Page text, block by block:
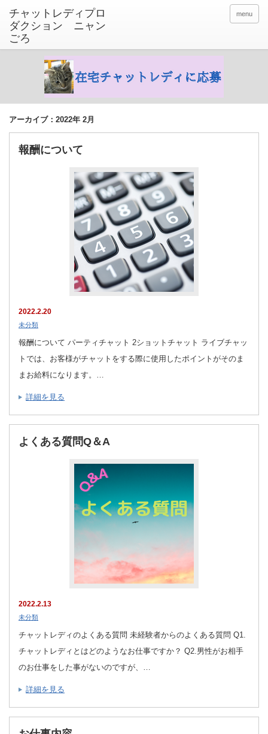
menu
アーカイブ：2022年 2月
報酬について
2022.2.20
未分類
報酬について パーティチャット 2ショットチャット ライブチャッ
トでは、お客様がチャットをする際に使用したポイントがそのま
まお給料になります。…
詳細を見る
よくある質問Q＆A
2022.2.13
未分類
チャットレディのよくある質問 未経験者からのよくある質問 Q1.
チャットレディとはどのようなお仕事ですか？ Q2.男性がお相手
のお仕事をした事がないのですが、…
詳細を見る